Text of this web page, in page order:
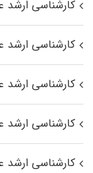
کارشناسی
کارشناسی ارشد
کارشناسی ارشد
کارشناسی ارشد
کارشناسی ارشد